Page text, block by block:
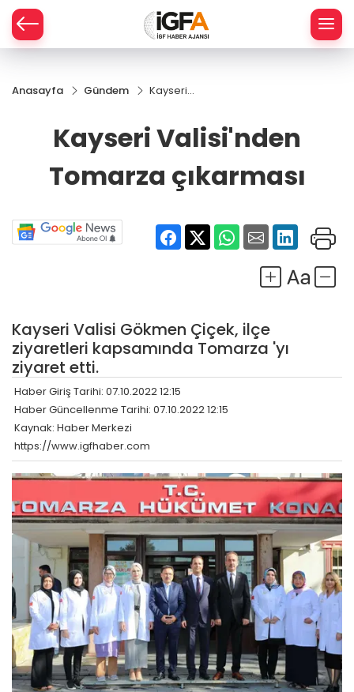
Anasayfa Gündem
Kayseri
çıkarması
Kayseri Valisi'nden
Tomarza çıkarması
Kayseri Valisi Gökmen Çiçek, ilçe
ziyaretleri kapsamında Tomarza 'yı
ziyaret etti.
Haber Giriş Tarihi: 07.10.2022 12:15
Haber Güncellenme Tarihi: 07.10.2022 12:15
Kaynak: Haber Merkezi
https://www.igfhaber.com